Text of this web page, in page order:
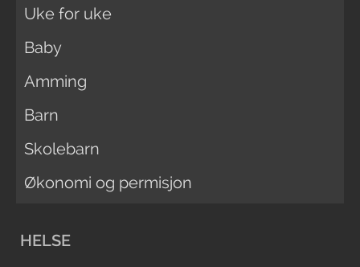
Uke for uke
Baby
Amming
Barn
Skolebarn
Økonomi og permisjon
HELSE